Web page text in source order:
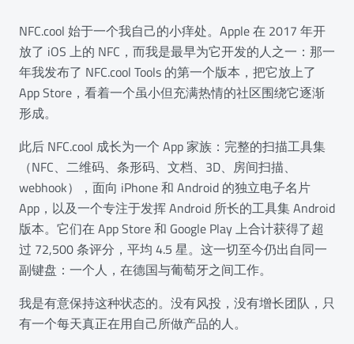
NFC.cool 始于一个我自己的小痒处。Apple 在 2017 年开
放了 iOS 上的 NFC，而我是最早为它开发的人之一：那一
年我发布了 NFC.cool Tools 的第一个版本，把它放上了
App Store，看着一个虽小但充满热情的社区围绕它逐渐
形成。
此后 NFC.cool 成长为一个 App 家族：完整的扫描工具集
（NFC、二维码、条形码、文档、3D、房间扫描、
webhook），面向 iPhone 和 Android 的独立电子名片
App，以及一个专注于发挥 Android 所长的工具集 Android
版本。它们在 App Store 和 Google Play 上合计获得了超
过 72,500 条评分，平均 4.5 星。这一切至今仍出自同一
副键盘：一个人，在德国与葡萄牙之间工作。
我是有意保持这种状态的。没有风投，没有增长团队，只
有一个每天真正在用自己所做产品的人。